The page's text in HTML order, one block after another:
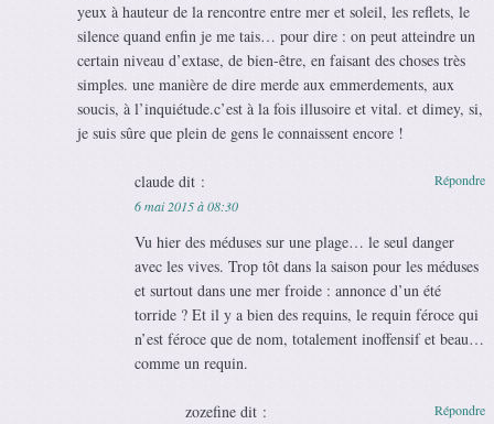
yeux à hauteur de la rencontre entre mer et soleil, les reflets, le
silence quand enfin je me tais… pour dire : on peut atteindre un
certain niveau d’extase, de bien-être, en faisant des choses très
simples. une manière de dire merde aux emmerdements, aux
soucis, à l’inquiétude.c’est à la fois illusoire et vital. et dimey, si,
je suis sûre que plein de gens le connaissent encore !
claudedit :
6 mai 2015 à 08:30
Vu hier des méduses sur une plage… le seul danger
avec les vives. Trop tôt dans la saison pour les méduses
et surtout dans une mer froide : annonce d’un été
torride ? Et il y a bien des requins, le requin féroce qui
n’est féroce que de nom, totalement inoffensif et beau…
comme un requin.
Répondre
zozefine dit : Répondre